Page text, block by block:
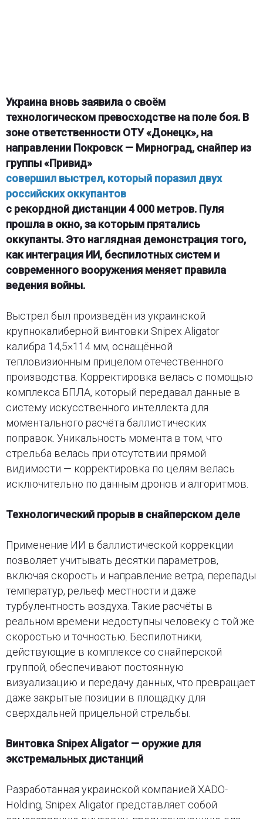
Украина вновь заявила о своём
технологическом превосходстве на поле боя. В
зоне ответственности ОТУ «Донецк», на
направлении Покровск — Мирноград, снайпер из
группы «Привид»
совершил выстрел, который поразил двух
российских оккупантов
с рекордной дистанции 4 000 метров. Пуля
прошла в окно, за которым прятались
оккупанты. Это наглядная демонстрация того,
как интеграция ИИ, беспилотных систем и
современного вооружения меняет правила
ведения войны.
Выстрел был произведён из украинской
крупнокалиберной винтовки Snipex Aligator
калибра 14,5×114 мм, оснащённой
тепловизионным прицелом отечественного
производства. Корректировка велась с помощью
комплекса БПЛА, который передавал данные в
систему искусственного интеллекта для
моментального расчёта баллистических
поправок. Уникальность момента в том, что
стрельба велась при отсутствии прямой
видимости — корректировка по целям велась
исключительно по данным дронов и алгоритмов.
Технологический прорыв в снайперском деле
Применение ИИ в баллистической коррекции
позволяет учитывать десятки параметров,
включая скорость и направление ветра, перепады
температур, рельеф местности и даже
турбулентность воздуха. Такие расчёты в
реальном времени недоступны человеку с той же
скоростью и точностью. Беспилотники,
действующие в комплексе со снайперской
группой, обеспечивают постоянную
визуализацию и передачу данных, что превращает
даже закрытые позиции в площадку для
сверхдальней прицельной стрельбы.
Винтовка Snipex Aligator — оружие для
экстремальных дистанций
Разработанная украинской компанией XADO-
Holding, Snipex Aligator представляет собой